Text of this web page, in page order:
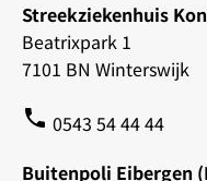
Streekziekenhuis
Beatrixpark 1
7101 BN Winterswijk
phone 0543 54 44 44
Buitenpoli Eibergen